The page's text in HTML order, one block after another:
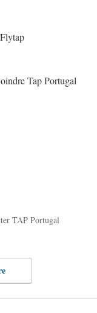
Tap Portugal
TAP Portugal